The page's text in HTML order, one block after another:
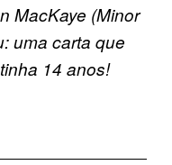
MacKaye (Minor
uma carta que
14 anos!